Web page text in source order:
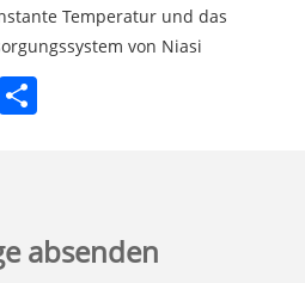
Temperatur und das
von Niasi
LinkedIn
absenden